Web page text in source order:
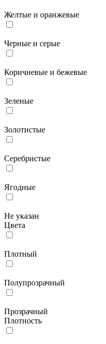
Желтые и оранжевые
Черные и серые
Коричневые и бежевые
Зеленые
Золотистые
Серебристые
Ягодные
Не указан
Цвета
Плотный
Полупрозрачный
Прозрачный
Плотность